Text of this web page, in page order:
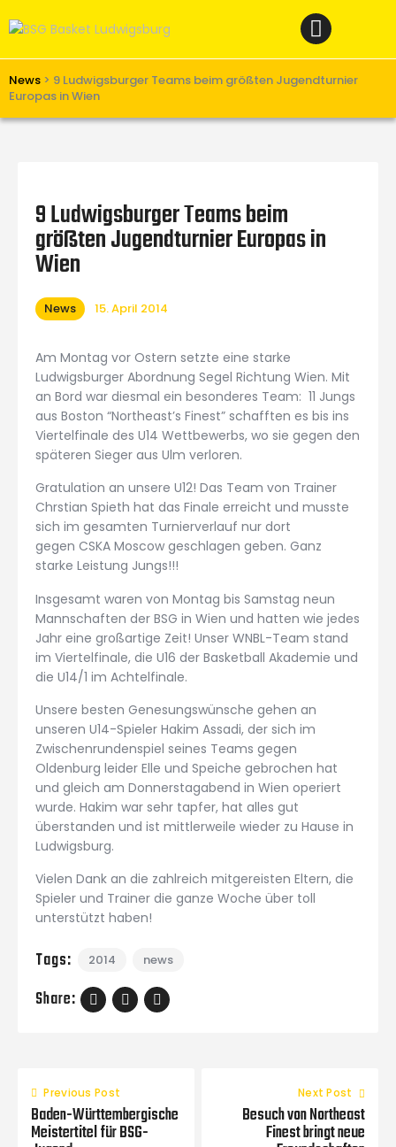
News > 9 Ludwigsburger Teams beim größten Jugendturnier
Europas in Wien
Verein
Teams W
Unterstützen
Links
9 Ludwigsburger Teams beim
größten Jugendturnier Europas in
Wien
News 15. April 2014
Am Montag vor Ostern setzte eine starke
Ludwigsburger Abordnung Segel Richtung Wien. Mit
an Bord war diesmal ein besonderes Team: 11 Jungs
aus Boston “Northeast’s Finest” schafften es bis ins
Viertelfinale des U14 Wettbewerbs, wo sie gegen den
späteren Sieger aus Ulm verloren.
Gratulation an unsere U12! Das Team von Trainer
Chrstian Spieth hat das Finale erreicht und musste
sich im gesamten Turnierverlauf nur dort
gegen CSKA Moscow geschlagen geben. Ganz
starke Leistung Jungs!!!
Insgesamt waren von Montag bis Samstag neun
Mannschaften der BSG in Wien und hatten wie jedes
Jahr eine großartige Zeit! Unser WNBL-Team stand
im Viertelfinale, die U16 der Basketball Akademie und
die U14/1 im Achtelfinale.
Unsere besten Genesungswünsche gehen an
unseren U14-Spieler Hakim Assadi, der sich im
Zwischenrundenspiel seines Teams gegen
Oldenburg leider Elle und Speiche gebrochen hat
und gleich am Donnerstagabend in Wien operiert
wurde. Hakim war sehr tapfer, hat alles gut
überstanden und ist mittlerweile wieder zu Hause in
Ludwigsburg.
Vielen Dank an die zahlreich mitgereisten Eltern, die
Spieler und Trainer die ganze Woche über toll
unterstützt haben!
Tags: 2014 news
Share:
Previous Post
Baden-Württembergische
Meistertitel für BSG-
Next Post
Besuch von Northeast
Finest bringt neue